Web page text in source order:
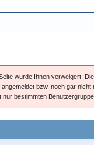
wurde Ihnen verweigert.
bzw. noch gar nicht
nur bestimmten